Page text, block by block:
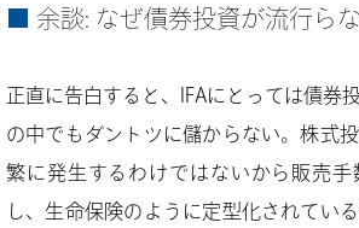
余談: なぜ債券投資が流行ら
正直に告白すると、IFAにとっては債券
の中でもダントツに儲からない。株式
繁に発生するわけではないから販売手
し、生命保険のように定型化されてい